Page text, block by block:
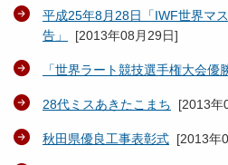
平成25年8月28日「IWF世界マ
告」
[2013年08月29日]
「世界ラート競技選手権大会優
28代ミスあきたこまち [2013年
秋田県優良工事表彰式 [2013年